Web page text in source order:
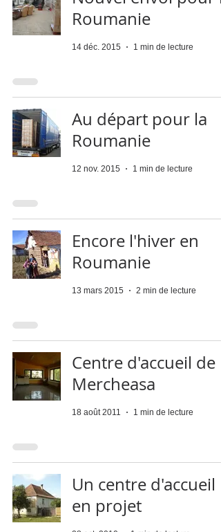
Roumanie
14 déc. 2015 1 min de lecture
Au départ pour la
Roumanie
12 nov. 2015 1 min de lecture
Encore l'hiver en
Roumanie
13 mars 2015 2 min de lecture
Centre d'accueil de
Mercheasa
18 août 2011 1 min de lecture
Un centre d'accueil
en projet